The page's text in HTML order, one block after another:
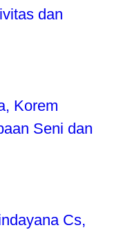
dan
Korem
Seni dan
Cs,